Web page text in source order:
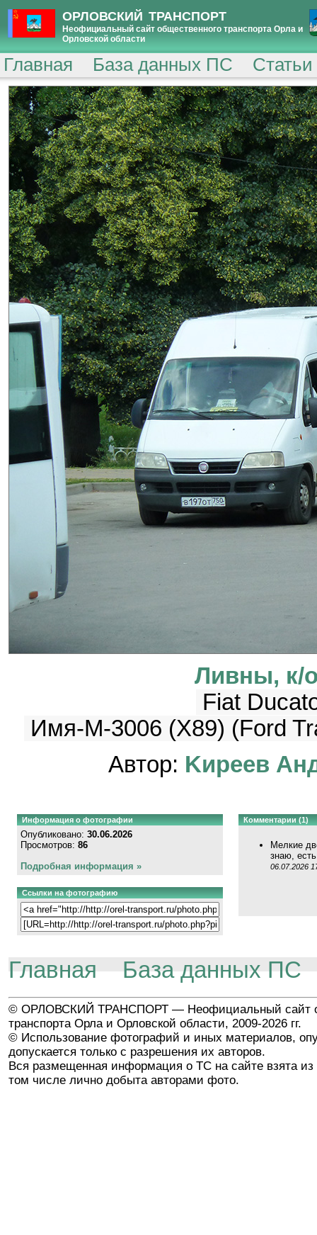
ОРЛОВСКИЙ ТРАНСПОРТ
Неофициальный сайт общественного транспорта Орла и
Орловской области
Главная База данных ПС
Ливны, к/
Fiat
Имя-М-3006 (X89) (Ford
Автор: Kиpeeв
Информация о фотографии
Опубликовано: 30.06.2026
Просмотров: 86
Подробная информация »
Ссылки на фотографию
Комментарии (1)
Мелкие
знаю,
06.07.2026
Главная База данных ПС
© ОРЛОВСКИЙ ТРАНСПОРТ — Неофициальный сайт
транспорта Орла и Орловской области, 2009-2026 гг.
© Использование фотографий и иных материалов,
допускается только с разрешения их авторов.
Вся размещенная информация о ТС на сайте взята из
том числе лично добыта авторами фото.